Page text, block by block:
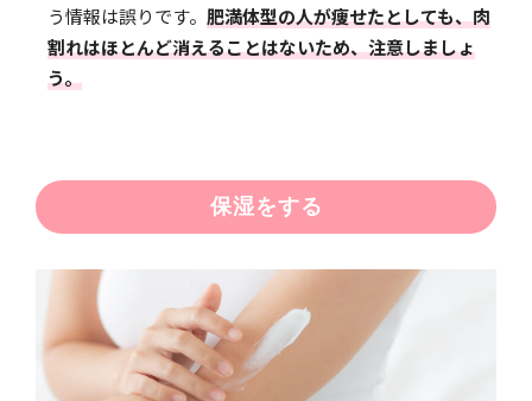
う情報は誤りです。 肥満体型の人が痩せたとしても、肉
割れはほとんど消えることはないため、注意しましょ
う。
保湿をする